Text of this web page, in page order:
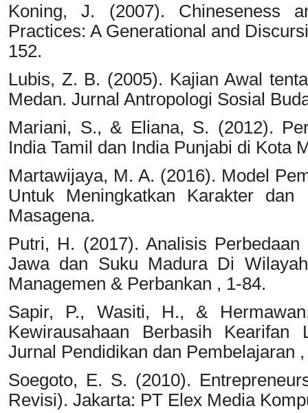
Koning, J. (2007). Chineseness
Practices: A Generational and
152.
Lubis, Z. B. (2005). Kajian Awal
Medan. Jurnal Antropologi Sosial
Mariani, S., & Eliana, S. (2012).
India Tamil dan India Punjabi di Kota
Martawijaya, M. A. (2016). Model
Untuk Meningkatkan Karakter
Masagena.
Putri, H. (2017). Analisis
Jawa dan Suku Madura Di
Managemen & Perbankan , 1-84.
Sapir, P., Wasiti, H., &
Kewirausahaan Berbasih
Jurnal Pendidikan dan Pembelajaran
Soegoto, E. S. (2010).
Revisi). Jakarta: PT Elex Media